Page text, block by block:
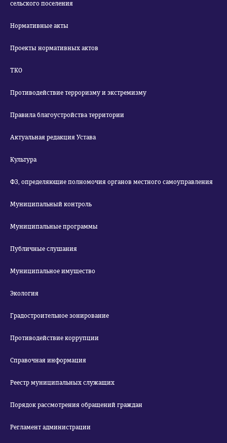
сельского поселения
Нормативные акты
Проекты нормативных актов
ТКО
Противодействие терроризму и экстремизму
Правила благоустройства территории
Актуальная редакция Устава
Культура
ФЗ, определяющие полномочия органов местного самоуправления
Муниципальный контроль
Муниципальные программы
Публичные слушания
Муниципальное имущество
Экология
Градостроительное зонирование
Противодействие коррупции
Справочная информация
Реестр муниципальных служащих
Порядок рассмотрения обращений граждан
Регламент администрации